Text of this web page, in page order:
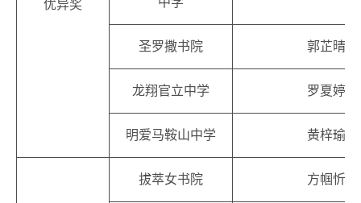
优异奖
圣罗撒书院 郭芷晴
龙翔官立中学 罗夏婷
明爱马鞍山中学 黄梓瑜
拔萃女书院 方帼忻